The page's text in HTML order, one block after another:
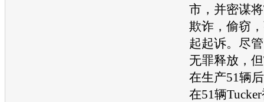
市，并密谋
欺诈，偷窃
起起诉。尽
无罪释放，
在生产51辆
在51辆